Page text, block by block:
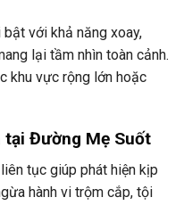
với khả năng xoay,
lại tầm nhìn toàn cảnh.
khu vực rộng lớn hoặc
tại Đường Mẹ Suốt
tục giúp phát hiện kịp
hành vi trộm cắp, tội